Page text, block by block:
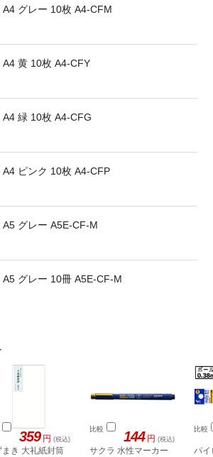
グレー 10枚 A4-CFM
黄 10枚 A4-CFY
緑 10枚 A4-CFG
ピンク 10枚 A4-CFP
グレー A5E-CF-M
グレー 10冊 A5E-CF-M
359 円 (税込)
まき 大礼紙封筒
比較 144 円 (税込)
サクラ 水性マーカー
比較
パイ